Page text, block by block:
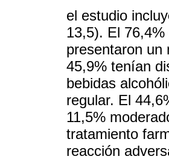
el estudio
13,5). El
presentaron un
45,9% tenían
bebidas
regular. El
11,5%
tratamiento
reacción